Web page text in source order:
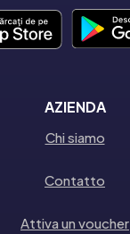
AZIENDA
Chi siamo
Contatto
Attiva un voucher